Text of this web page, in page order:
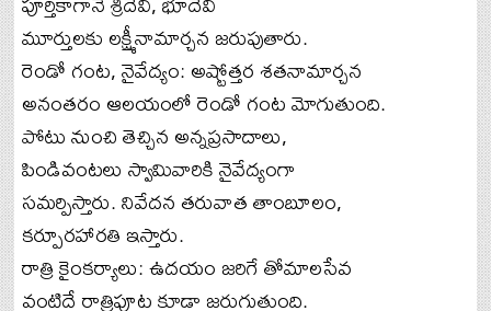
మూర్తులకు లక్ష్మీనామార్చన జరుపుతారు.
రెండో గంట, నైవేద్యం: అష్టోత్తర శతనామార్చన
అనంతరం ఆలయంలో రెండో గంట మోగుతుంది.
పోటు నుంచి తెచ్చిన అన్నప్రసాదాలు,
పిండివంటలు స్వామివారికి నైవేద్యంగా
సమర్పిస్తారు. నివేదన తరువాత తాంబూలం,
కర్పూరహారతి ఇస్తారు.
రాత్రి కైంకర్యాలు: ఉదయం జరిగే తోమాలసేవ
వంటిదే రాత్రిపూట కూడా జరుగుతుంది.